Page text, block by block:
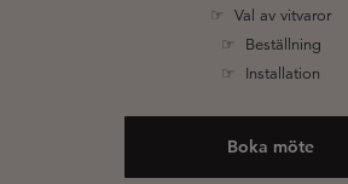
☞ Val av vitvaror
☞ Beställning
☞ Installation
Boka möte